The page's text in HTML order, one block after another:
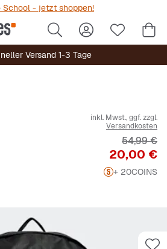
School - jetzt shoppen!
Versand 1-3 Tage
inkl. Mwst., ggf. zzgl.
Versandkosten
Preis
20,00 €
54,99 €
+ 20COINS